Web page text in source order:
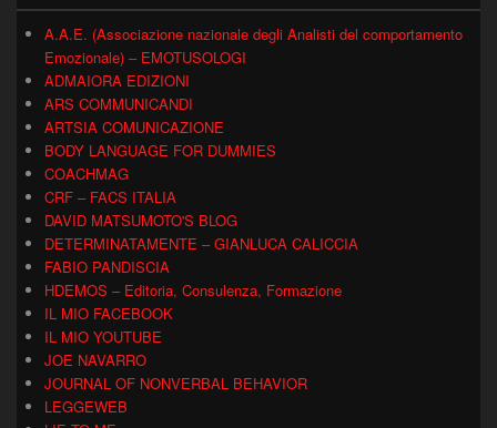
A.A.E. (Associazione nazionale degli Analisti del comportamento
Emozionale) – EMOTUSOLOGI
ADMAIORA EDIZIONI
ARS COMMUNICANDI
ARTSIA COMUNICAZIONE
BODY LANGUAGE FOR DUMMIES
COACHMAG
CRF – FACS ITALIA
DAVID MATSUMOTO'S BLOG
DETERMINATAMENTE – GIANLUCA CALICCIA
FABIO PANDISCIA
HDEMOS – Editoria, Consulenza, Formazione
IL MIO FACEBOOK
IL MIO YOUTUBE
JOE NAVARRO
JOURNAL OF NONVERBAL BEHAVIOR
LEGGEWEB